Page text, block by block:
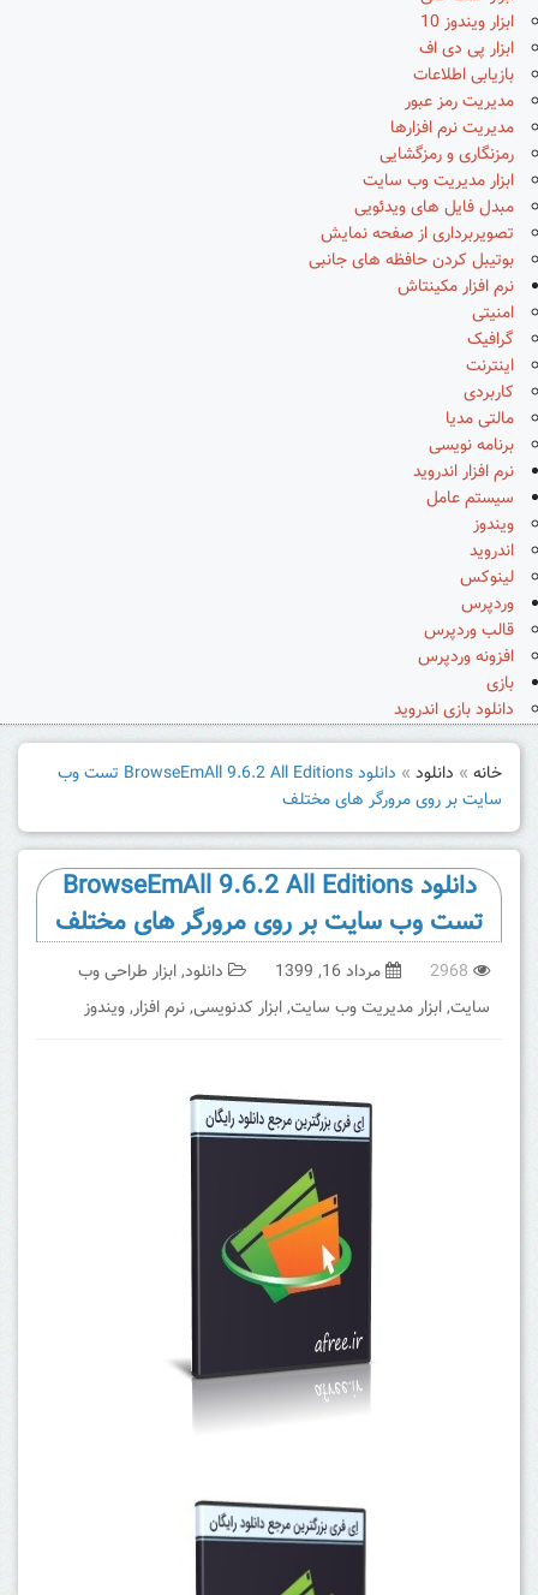
ابزار ویندوز 10
ابزار پی دی اف
بازیابی اطلاعات
مدیریت رمز عبور
مدیریت نرم افزارها
رمزنگاری و رمزگشایی
ابزار مدیریت وب سایت
مبدل فایل های ویدئویی
تصویربرداری از صفحه نمایش
بوتیبل کردن حافظه های جانبی
نرم افزار مکینتاش
امنیتی
گرافیک
اینترنت
کاربردی
مالتی مدیا
برنامه نویسی
نرم افزار اندروید
سیستم عامل
ویندوز
اندروید
لینوکس
وردپرس
قالب وردپرس
افزونه وردپرس
بازی
دانلود بازی اندروید
خانه » دانلود »
دانلود BrowseEmAll 9.6.2 All Editions تست وب
سایت بر روی مرورگر های مختلف
دانلود BrowseEmAll 9.6.2 All Editions
تست وب سایت بر روی مرورگر های مختلف
2968 مرداد 16, 1399 دانلود,ابزار طراحی وب
سایت,ابزار مدیریت وب سایت,ابزار کدنویسی,نرم افزار,ویندوز